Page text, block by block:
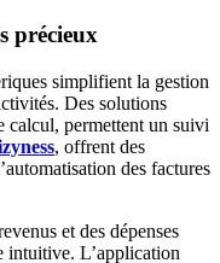
précieux
simplifient la gestion
Des solutions
calcul, permettent un suivi
, offrent des
des factures
et des dépenses
intuitive. L’application